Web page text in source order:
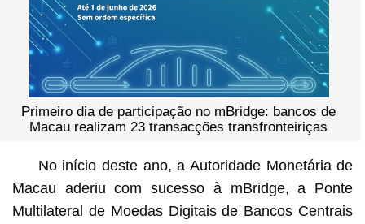
Primeiro dia de participação no mBridge: bancos de
Macau realizam 23 transacções transfronteiriças
No início deste ano, a Autoridade Monetária de
Macau aderiu com sucesso à mBridge, a Ponte
Multilateral de Moedas Digitais de Bancos Centrais